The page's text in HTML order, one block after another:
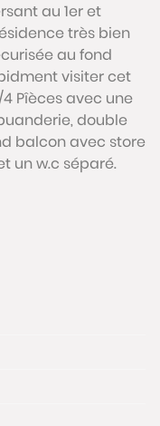
au 1er et
très bien
au fond
visiter cet
Pîèces avec une
double
balcon avec store
un w.c séparé.
une cave. RARE
majeurs avant
ce bien est